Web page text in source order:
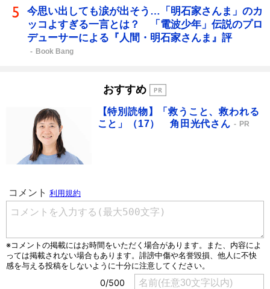
今思い出しても涙が出そう…「明石家さんま」のカ
ッコよすぎる一言とは？ 「電波少年」伝説のプロ
デューサーによる『人間・明石家さんま』評
Book Bang
おすすめ
【特別読物】「救うこと、救われる
こと」（17） 角田光代さん
PR